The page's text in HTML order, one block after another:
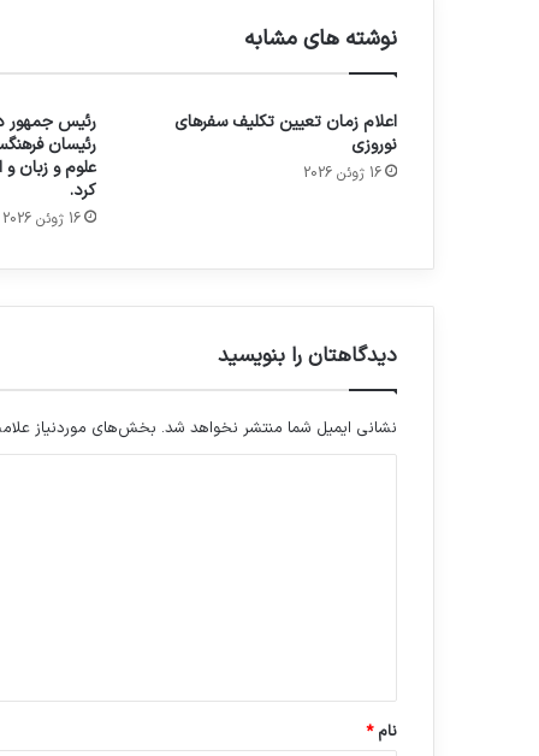
نوشته های مشابه
اعلام زمان تعیین تکلیف سفرهای
نوروزی
16 ژوئن 2026
رئیس جمهور
رئیسان
علوم و زبان
کرد.
16 ژوئن 2026
دیدگاهتان را بنویسید
نشانی ایمیل شما منتشر نخواهد شد. بخش‌های موردنیاز
نام*